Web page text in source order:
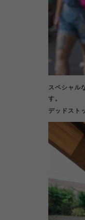
スペシャル
す。
デッドスト